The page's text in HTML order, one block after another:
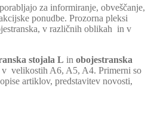
za informiranje, obveščanje,
ponudbe. Prozorna pleksi
v različnih oblikah in v
stojala L in obojestranska
velikostih A6, A5, A4. Primerni so
artiklov, predstavitev novosti,